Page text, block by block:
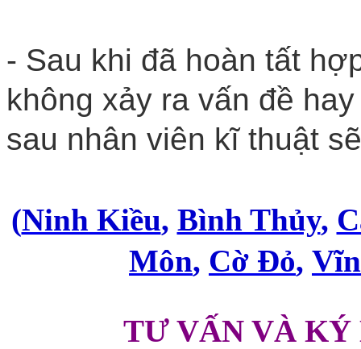
- Sau khi đã hoàn tất
không xảy ra vấn đề
sau nhân viên kĩ thuật
(Ninh Kiều, Bình Thủy,
Môn, Cờ Đỏ,
TƯ VẤN VÀ KÝ